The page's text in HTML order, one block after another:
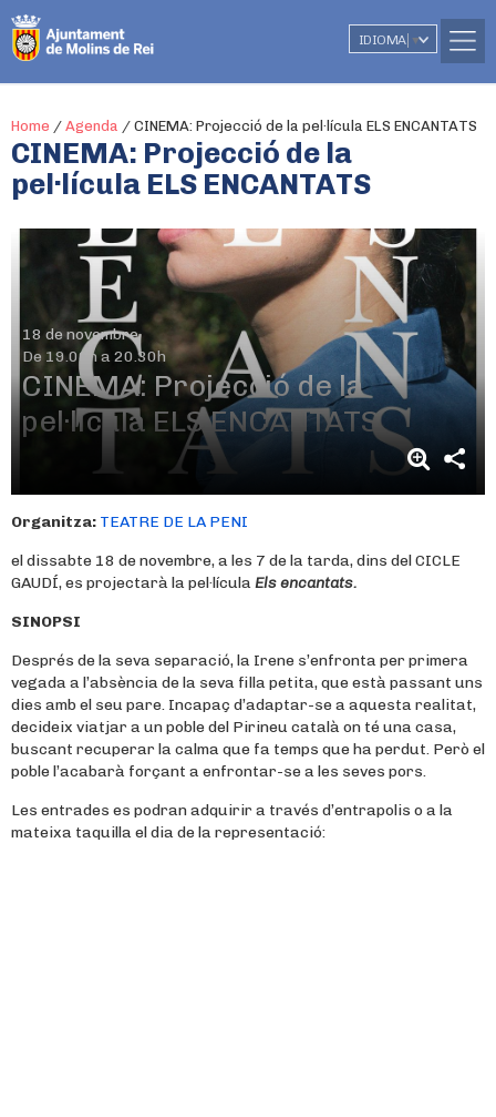
IDIOMA ▼
Home / Agenda / CINEMA: Projecció de la pel·lícula ELS ENCANTATS
CINEMA: Projecció de la
pel·lícula ELS ENCANTATS
18 de novembre
De 19.00h a 20.30h
CINEMA: Projecció de la
pel·lícula ELS ENCANTATS
Organitza: TEATRE DE LA PENI
el dissabte 18 de novembre, a les 7 de la tarda, dins del CICLE
GAUDÍ, es projectarà la pel·lículaEls encantats.
SINOPSI
Després de la seva separació, la Irene s’enfronta per primera
vegada a l’absència de la seva filla petita, que està passant uns
dies amb el seu pare. Incapaç d’adaptar-se a aquesta realitat,
decideix viatjar a un poble del Pirineu català on té una casa,
buscant recuperar la calma que fa temps que ha perdut. Però el
poble l’acabarà forçant a enfrontar-se a les seves pors.
Les entrades es podran adquirir a través d’entrapolis o a la
mateixa taquilla el dia de la representació: